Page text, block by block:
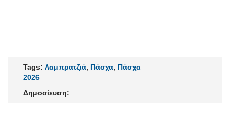
Tags: Λαμπρατζιά, Πάσχα, Πάσχα
2026
Δημοσίευση: